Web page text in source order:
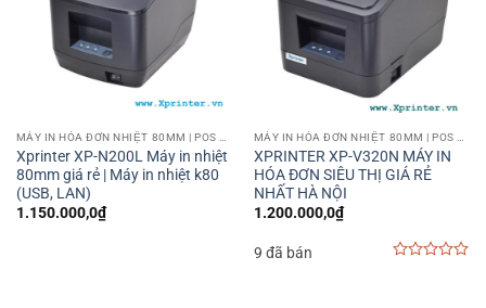
Xprinter XP-N200L Máy in nhiệt
80mm giá rẻ | Máy in nhiệt k80
(USB, LAN)
1.150.000,0₫
XPRINTER XP-V320N MÁY IN
HÓA ĐƠN SIÊU THỊ GIÁ RẺ
NHẤT HÀ NỘI
1.200.000,0₫
9 đã bán